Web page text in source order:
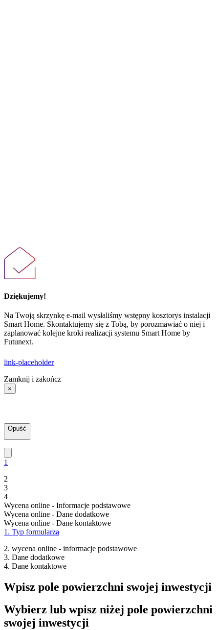
Dziękujemy!
Na Twoją skrzynkę e-mail wysłaliśmy wstępny kosztorys instalacji
Smart Home. Skontaktujemy się z Tobą, by porozmawiać o niej i
zaplanować kolejne kroki realizacji systemu Smart Home by
Futunext.
link-placeholder
Zamknij i zakończ
×
Opuść
1
2
3
4
Wycena online - Informacje podstawowe
Wycena online - Dane dodatkowe
Wycena online - Dane kontaktowe
1. Typ formularza
2. wycena online - informacje podstawowe
3. Dane dodatkowe
4. Dane kontaktowe
Wpisz pole powierzchni swojej inwestycji
Wybierz lub wpisz niżej pole powierzchni
swojej inwestycji